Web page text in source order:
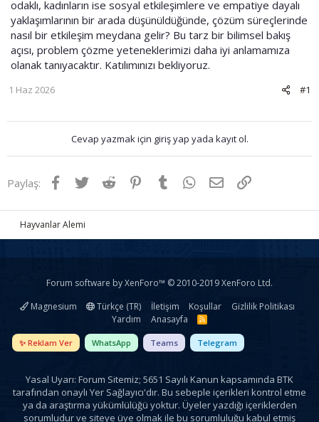
odaklı, kadınların ise sosyal etkileşimlere ve empatiye dayalı
yaklaşımlarının bir arada düşünüldüğünde, çözüm süreçlerinde
nasıl bir etkileşim meydana gelir? Bu tarz bir bilimsel bakış
açısı, problem çözme yeteneklerimizi daha iyi anlamamıza
olanak tanıyacaktır. Katılımınızı bekliyoruz.
#1
1 Haz 2026
Cevap yazmak için giriş yap yada kayıt ol.
Paylaş: Facebook
TwitterReddit Pinterest
Tumblr WhatsApp
E-postaLink
Hayvanlar Alemi
Forum software by XenForo™ © 2010-2019 XenForo Ltd.
Magnesium
Türkçe (TR) İletişim Koşullar
Gizlilik Politikası
Yardım
Anasayfa
R
S
S
✨ Reklam Ver WhatsApp Teams Telegram
Yasal Uyarı: Forum Sitemiz; 5651 Sayılı Kanun kapsamında BTK
tarafından onaylı Yer Sağlayıcı'dır. Bu sebeple içerikleri kontrol etme
ya da araştırma yükümlülüğü yoktur. Üyeler yazdığı içeriklerden
sorumludur ve siteye üye olmak ile bu sorumluluğu kabul etmiş